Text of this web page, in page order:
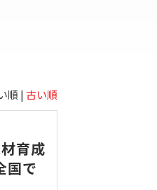
順 | 古い順
育成
国で